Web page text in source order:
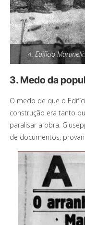
4. Edifício
3. Medo da
O medo de que o
construção era tanto
paralisar a obra.
de documentos,